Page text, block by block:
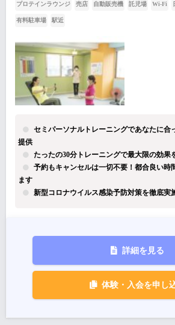
プロテインラウンジ 売店 自動販売機 託児場 Wi-Fi
有料駐車場 駅近
セミパーソナルトレーニングであなたに合
提供
たったの30分トレーニングで最大限の効果
予約もキャンセルは一切不要！都合良い時
ます
新型コロナウイルス感染予防対策を徹底実
詳細を見る
体験・入会を申し